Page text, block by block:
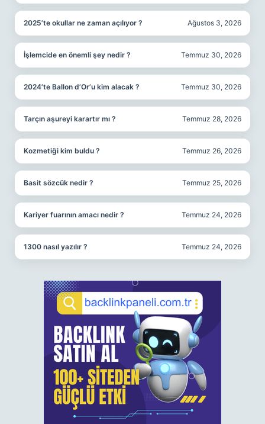
2025’te okullar ne zaman açılıyor ? Ağustos 3, 2026
İşlemcide en önemli şey nedir ? Temmuz 30, 2026
2024’te Ballon d’Or’u kim alacak ? Temmuz 30, 2026
Tarçın aşureyi karartır mı ? Temmuz 28, 2026
Kozmetiği kim buldu ? Temmuz 26, 2026
Basit sözcük nedir ? Temmuz 25, 2026
Kariyer fuarının amacı nedir ? Temmuz 24, 2026
1300 nasıl yazılır ? Temmuz 24, 2026